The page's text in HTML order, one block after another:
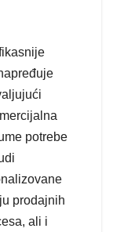
potrebe
prodajnih
ali i